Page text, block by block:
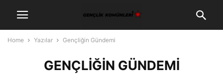
Home Yazılar Gençliğin Gündemi
GENÇLIĞIN GÜNDEMI